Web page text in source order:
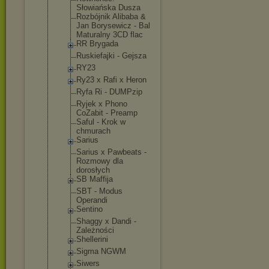
Słowiańska Dusza
Rozbójnik Alibaba &
Jan Borysewicz - Bal
Maturalny 3CD flac
RR Brygada
Ruskiefajki - Gejsza
RY23
Ry23 x Rafi x Heron
Ryfa Ri - DUMPzip
Ryjek x Phono
CoZabit - Preamp
Saful - Krok w
chmurach
Sarius
Sarius x Pawbeats -
Rozmowy dla
dorosłych
SB Maffija
SBT - Modus
Operandi
Sentino
Shaggy x Dandi -
Zależności
Shellerini
Sigma NGWM
Siwers